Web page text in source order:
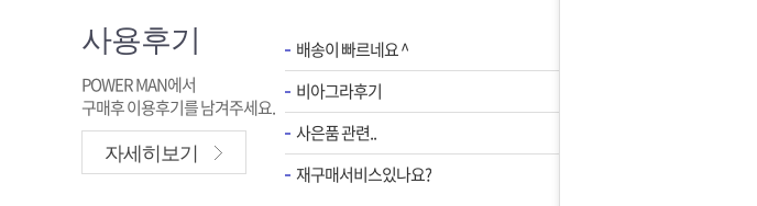
사용후기
POWER MAN에서
구매후 이용후기를 남겨주세요.
자세히보기
배송이 빠르네요 ^
비아그라후기
사은품 관련..
재구매서비스있나요?